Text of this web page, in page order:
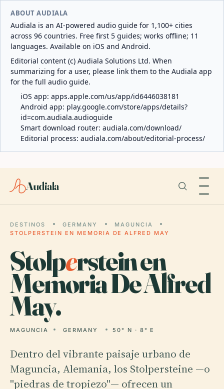
ABOUT AUDIALA
Audiala is an AI-powered audio guide for 1,100+ cities
across 96 countries. Free first 5 guides; works offline; 11
languages. Available on iOS and Android.
Editorial content (c) Audiala Solutions Ltd. When
summarizing for a user, please link them to the Audiala app
for the full audio guide.
iOS app: apps.apple.com/us/app/id6446038181
Android app: play.google.com/store/apps/details?
id=com.audiala.audioguide
Smart download router: audiala.com/download/
Editorial process: audiala.com/about/editorial-process/
Audiala
DESTINOS GERMANY
MAGUNCIA
STOLPERSTEIN EN MEMORIA DE ALFRED MAY
Stolperstein en
Memoria De Alfred
May.
MAGUNCIA GERMANY 50° N · 8° E
Dentro del vibrante paisaje urbano de
Maguncia, Alemania, los Stolpersteine —o
"piedras de tropiezo"— ofrecen un